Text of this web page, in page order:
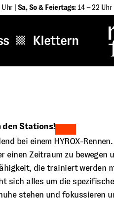
| Sa,So & Feiertags:14 – 22 Uhr
Klettern
den Stations!
bei einem HYROX-
Zeitraum zu bewegen
die trainiert werden
sich alles um die
stehen und fokussieren